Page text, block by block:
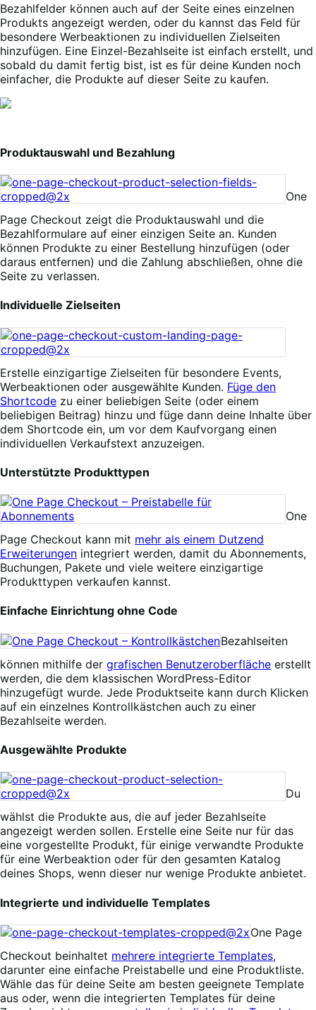
Bezahlfelder können auch auf der Seite eines einzelnen
Produkts angezeigt werden, oder du kannst das Feld für
besondere Werbeaktionen zu individuellen Zielseiten
hinzufügen. Eine Einzel-Bezahlseite ist einfach erstellt, und
sobald du damit fertig bist, ist es für deine Kunden noch
einfacher, die Produkte auf dieser Seite zu kaufen.
Produktauswahl und Bezahlung
One
Page Checkout zeigt die Produktauswahl und die
Bezahlformulare auf einer einzigen Seite an. Kunden
können Produkte zu einer Bestellung hinzufügen (oder
daraus entfernen) und die Zahlung abschließen, ohne die
Seite zu verlassen.
Individuelle Zielseiten
Erstelle einzigartige Zielseiten für besondere Events,
Werbeaktionen oder ausgewählte Kunden. Füge den
Shortcode zu einer beliebigen Seite (oder einem
beliebigen Beitrag) hinzu und füge dann deine Inhalte über
dem Shortcode ein, um vor dem Kaufvorgang einen
individuellen Verkaufstext anzuzeigen.
Unterstützte Produkttypen
One
Page Checkout kann mit mehr als einem Dutzend
Erweiterungen integriert werden, damit du Abonnements,
Buchungen, Pakete und viele weitere einzigartige
Produkttypen verkaufen kannst.
Einfache Einrichtung ohne Code
Bezahlseiten
können mithilfe der grafischen Benutzeroberfläche erstellt
werden, die dem klassischen WordPress-Editor
hinzugefügt wurde. Jede Produktseite kann durch Klicken
auf ein einzelnes Kontrollkästchen auch zu einer
Bezahlseite werden.
Ausgewählte Produkte
Du
wählst die Produkte aus, die auf jeder Bezahlseite
angezeigt werden sollen. Erstelle eine Seite nur für das
eine vorgestellte Produkt, für einige verwandte Produkte
für eine Werbeaktion oder für den gesamten Katalog
deines Shops, wenn dieser nur wenige Produkte anbietet.
Integrierte und individuelle Templates
One Page
Checkout beinhaltet mehrere integrierte Templates,
darunter eine einfache Preistabelle und eine Produktliste.
Wähle das für deine Seite am besten geeignete Template
aus oder, wenn die integrierten Templates für deine